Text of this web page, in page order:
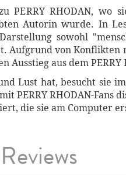
PERRY RHODAN, wo
Autorin wurde. In
sowohl
Aufgrund von Konflikten
Ausstieg aus dem PERRY
Lust hat, besucht sie
PERRY RHODAN-Fans
die sie am Computer
Reviews